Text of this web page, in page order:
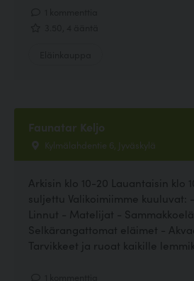
Faunatar Keljo
Kylmälahdentie 6, Jyväskylä
Arkisin klo 10-20 Lauantaisin klo
suljettu Valikoimiimme kuuluvat:
Linnut - Matelijat -
Selkärangattomat eläimet -
Tarvikkeet ja ruoat kaikille